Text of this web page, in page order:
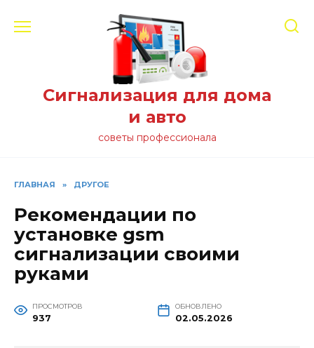
Сигнализация для дома
и авто
советы профессионала
ГЛАВНАЯ » ДРУГОЕ
Рекомендации по
установке gsm
сигнализации своими
руками
ПРОСМОТРОВ
937
ОБНОВЛЕНО
02.05.2026